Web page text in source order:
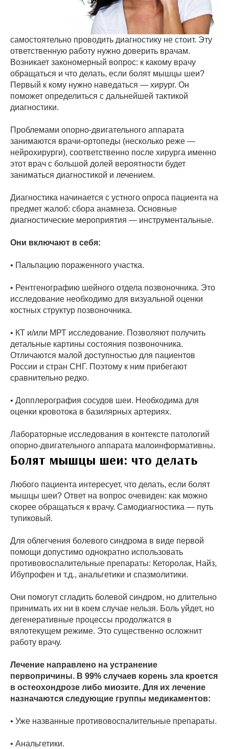
самостоятельно проводить диагностику не стоит. Эту
ответственную работу нужно доверить врачам.
Возникает закономерный вопрос: к какому врачу
обращаться и что делать, если болят мышцы шеи?
Первый к кому нужно наведаться — хирург. Он
поможет определиться с дальнейшей тактикой
диагностики.
Проблемами опорно-двигательного аппарата
занимаются врачи-ортопеды (несколько реже —
нейрохирурги), соответственно после хирурга именно
этот врач с большой долей вероятности будет
заниматься диагностикой и лечением.
Диагностика начинается с устного опроса пациента на
предмет жалоб: сбора анамнеза. Основные
диагностические мероприятия — инструментальные.
Они включают в себя:
• Пальпацию пораженного участка.
• Рентгенографию шейного отдела позвоночника. Это
исследование необходимо для визуальной оценки
костных структур позвоночника.
• КТ и/или МРТ исследование. Позволяют получить
детальные картины состояния позвоночника.
Отличаются малой доступностью для пациентов
России и стран СНГ. Поэтому к ним прибегают
сравнительно редко.
• Допплерография сосудов шеи. Необходима для
оценки кровотока в базилярных артериях.
Лабораторные исследования в контексте патологий
опорно-двигательного аппарата малоинформативны.
Болят мышцы шеи: что делать
Любого пациента интересует, что делать, если болят
мышцы шеи? Ответ на вопрос очевиден: как можно
скорее обращаться к врачу. Самодиагностика — путь
тупиковый.
Для облегчения болевого синдрома в виде первой
помощи допустимо однократно использовать
противовоспалительные препараты: Кеторолак, Найз,
Ибупрофен и т.д., анальгетики и спазмолитики.
Они помогут сгладить болевой синдром, но длительно
принимать их ни в коем случае нельзя. Боль уйдет, но
дегенеративные процессы продолжатся в
вялотекущем режиме. Это существенно осложнит
работу врачу.
Лечение направлено на устранение
первопричины. В 99% случаев корень зла кроется
в остеохондрозе либо миозите. Для их лечение
назначаются следующие группы медикаментов:
• Уже названные противовоспалительные препараты.
• Анальгетики.